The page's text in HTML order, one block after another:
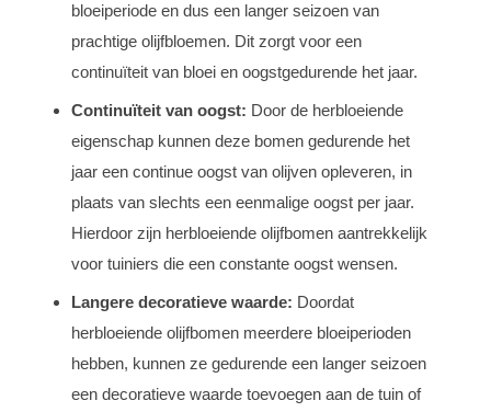
bloeiperiode en dus een langer seizoen van
prachtige olijfbloemen. Dit zorgt voor een
continuïteit van bloei en oogstgedurende het jaar.
Continuïteit van oogst: Door de herbloeiende
eigenschap kunnen deze bomen gedurende het
jaar een continue oogst van olijven opleveren, in
plaats van slechts een eenmalige oogst per jaar.
Hierdoor zijn herbloeiende olijfbomen aantrekkelijk
voor tuiniers die een constante oogst wensen.
Langere decoratieve waarde: Doordat
herbloeiende olijfbomen meerdere bloeiperioden
hebben, kunnen ze gedurende een langer seizoen
een decoratieve waarde toevoegen aan de tuin of